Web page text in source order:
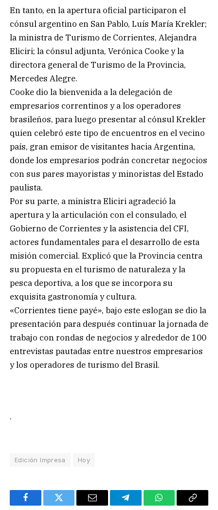
En tanto, en la apertura oficial participaron el
cónsul argentino en San Pablo, Luís María Krekler;
la ministra de Turismo de Corrientes, Alejandra
Eliciri; la cónsul adjunta, Verónica Cooke y la
directora general de Turismo de la Provincia,
Mercedes Alegre.
Cooke dio la bienvenida a la delegación de
empresarios correntinos y a los operadores
brasileños, para luego presentar al cónsul Krekler
quien celebró este tipo de encuentros en el vecino
país, gran emisor de visitantes hacia Argentina,
donde los empresarios podrán concretar negocios
con sus pares mayoristas y minoristas del Estado
paulista.
Por su parte, a ministra Eliciri agradeció la
apertura y la articulación con el consulado, el
Gobierno de Corrientes y la asistencia del CFI,
actores fundamentales para el desarrollo de esta
misión comercial. Explicó que la Provincia centra
su propuesta en el turismo de naturaleza y la
pesca deportiva, a los que se incorpora su
exquisita gastronomía y cultura.
«Corrientes tiene payé», bajo este eslogan se dio la
presentación para después continuar la jornada de
trabajo con rondas de negocios y alrededor de 100
entrevistas pautadas entre nuestros empresarios
y los operadores de turismo del Brasil.
.
Edición Impresa Hoy
FacebookTwitter Email TelegramWhatsAppCopy